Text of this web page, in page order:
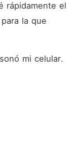
rápidamente el
la que
mi celular.